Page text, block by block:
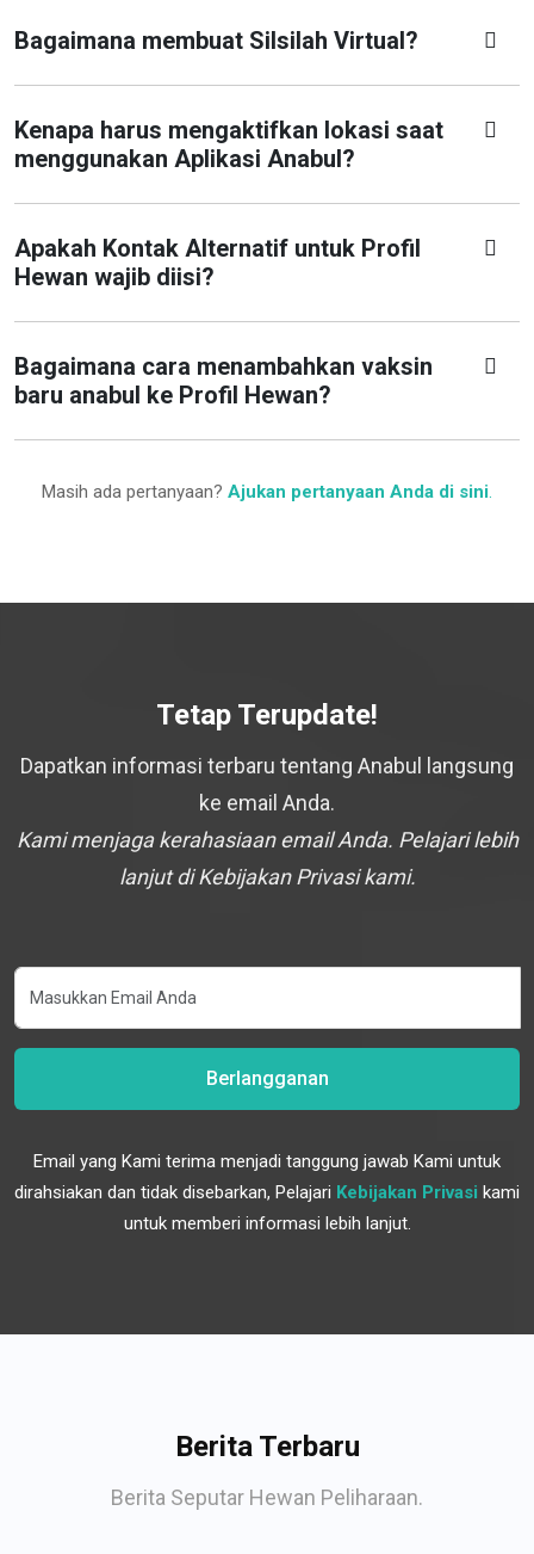
Bagaimana membuat Silsilah Virtual?
Kenapa harus mengaktifkan lokasi saat
menggunakan Aplikasi Anabul?
Apakah Kontak Alternatif untuk Profil
Hewan wajib diisi?
Bagaimana cara menambahkan vaksin
baru anabul ke Profil Hewan?
Masih ada pertanyaan? Ajukan pertanyaan Anda di sini.
Tetap Terupdate!
Dapatkan informasi terbaru tentang Anabul langsung
ke email Anda.
Kami menjaga kerahasiaan email Anda. Pelajari lebih
lanjut di Kebijakan Privasi kami.
Berlangganan
Email yang Kami terima menjadi tanggung jawab Kami untuk
dirahsiakan dan tidak disebarkan, Pelajari Kebijakan Privasi kami
untuk memberi informasi lebih lanjut.
Berita Terbaru
Berita Seputar Hewan Peliharaan.